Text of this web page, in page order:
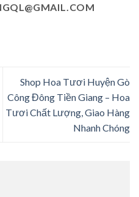
Shop Hoa Tươi Huyện Gò
Công Đông Tiền Giang – Hoa
Tươi Chất Lượng, Giao Hàng
Nhanh Chóng